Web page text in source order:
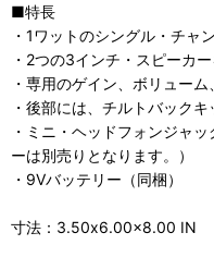
■特長
・1ワットのシングル・チャ
・2つの3インチ・スピーカ
・専用のゲイン、ボリュー
・後部には、チルトバック
・ミニ・ヘッドフォンジャ
ーは別売りとなります。）
・9Vバッテリー（同梱）
寸法：3.50x6.00x8.00 IN